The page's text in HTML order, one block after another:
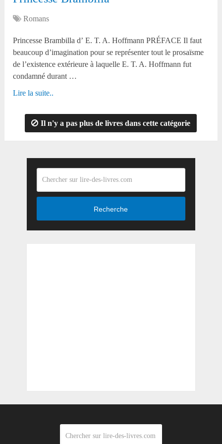
Romans
Princesse Brambilla d’ E. T. A. Hoffmann PRÉFACE Il faut
beaucoup d’imagination pour se représenter tout le prosaïsme
de l’existence extérieure à laquelle E. T. A. Hoffmann fut
condamné durant …
Lire la suite..
Il n'y a pas plus de livres dans cette catégorie
Recherche